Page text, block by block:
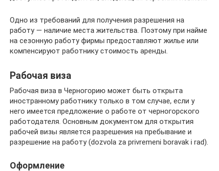
Одно из требований для получения разрешения на
работу — наличие места жительства. Поэтому при найме
на сезонную работу фирмы предоставляют жилье или
компенсируют работнику стоимость аренды.
Рабочая виза
Рабочая виза в Черногорию может быть открыта
иностранному работнику только в том случае, если у
него имеется предложение о работе от черногорского
работодателя. Основным документом для открытия
рабочей визы является разрешения на пребывание и
разрешение на работу (dozvola za privremeni boravak i rad).
Оформление